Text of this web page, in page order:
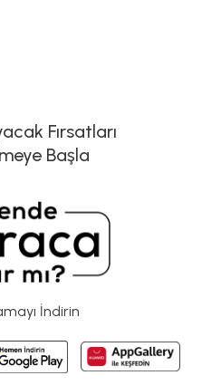
Fırsatları
Başla
İndirin